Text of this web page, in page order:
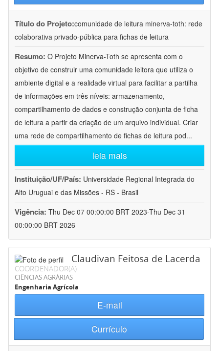
Título do Projeto:comunidade de leitura minerva-toth: rede
colaborativa privado-pública para fichas de leitura
Resumo: O Projeto Minerva-Toth se apresenta com o
objetivo de construir uma comunidade leitora que utiliza o
ambiente digital e a realidade virtual para facilitar a partilha
de informações em três níveis: armazenamento,
compartilhamento de dados e construção conjunta de ficha
de leitura a partir da criação de um arquivo individual. Criar
uma rede de compartilhamento de fichas de leitura pod...
leia mais
Instituição/UF/País: Universidade Regional Integrada do
Alto Uruguai e das Missões - RS - Brasil
Vigência: Thu Dec 07 00:00:00 BRT 2023-Thu Dec 31
00:00:00 BRT 2026
Claudivan Feitosa de Lacerda
COORDENADOR(A)
CIÊNCIAS AGRÁRIAS
Engenharia Agrícola
E-mail
Currículo